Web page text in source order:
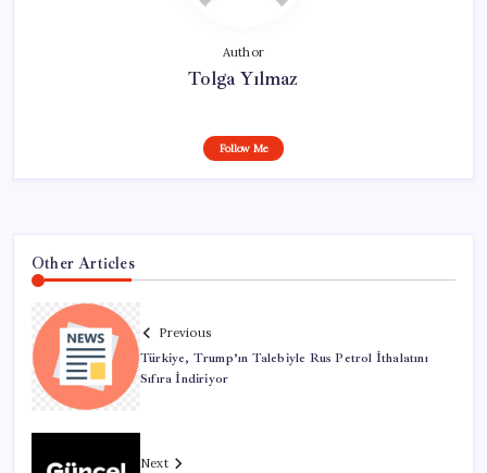
Author
Tolga Yılmaz
Follow Me
Other Articles
Previous
Türkiye, Trump’ın Talebiyle Rus Petrol İthalatını
Sıfıra İndiriyor
Next